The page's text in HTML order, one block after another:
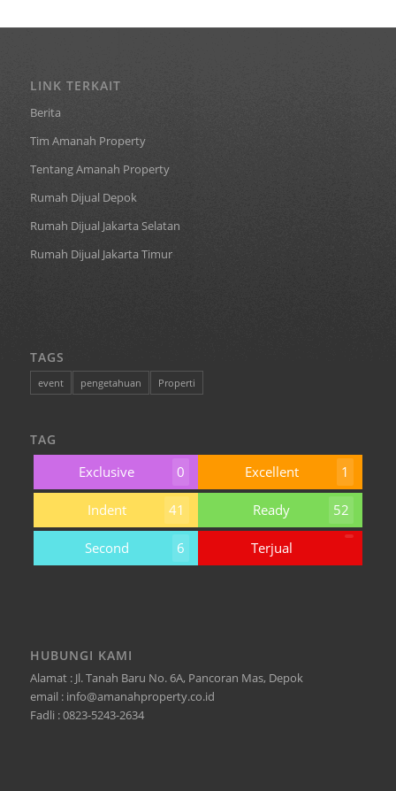
LINK TERKAIT
Berita
Tim Amanah Property
Tentang Amanah Property
Rumah Dijual Depok
Rumah Dijual Jakarta Selatan
Rumah Dijual Jakarta Timur
TAGS
event pengetahuan Properti
TAG
Exclusive 0 Excellent 1
Indent 41 Ready 52
Second 6 Terjual
HUBUNGI KAMI
Alamat : Jl. Tanah Baru No. 6A, Pancoran Mas, Depok
email : info@amanahproperty.co.id
Fadli : 0823-5243-2634